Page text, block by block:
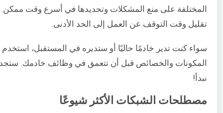
المختلفة على منع المشكلات وتحديدها في أسرع وقت
تقليل وقت التوقف عن العمل إلى الحد الأدنى.
سواء كنت تدير خادمًا حاليًا أو ستديره في المستقبل،
المكونات والخصائص قبل أن تتعمق في وظائف خادمك. ستجد
نبدأ!
مصطلحات الشبكات الأكثر شيوعًا